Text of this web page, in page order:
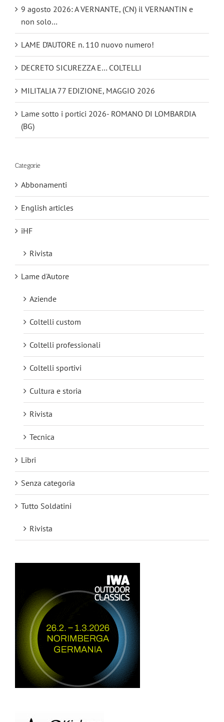
9 agosto 2026: A VERNANTE, (CN) il VERNANTIN e
non solo…
LAME D’AUTORE n. 110 nuovo numero!
DECRETO SICUREZZA E… COLTELLI
MILITALIA 77 EDIZIONE, MAGGIO 2026
Lame sotto i portici 2026- ROMANO DI LOMBARDIA
(BG)
Categorie
Abbonamenti
English articles
iHF
Rivista
Lame d'Autore
Aziende
Coltelli custom
Coltelli professionali
Coltelli sportivi
Cultura e storia
Rivista
Tecnica
Libri
Senza categoria
Tutto Soldatini
Rivista